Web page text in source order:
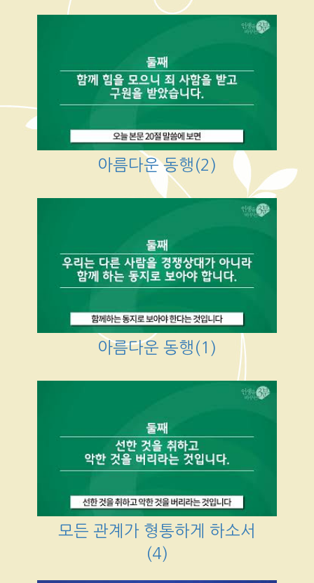
아름다운 동행(2)
아름다운 동행(1)
모든 관계가 형통하게 하소서
(4)